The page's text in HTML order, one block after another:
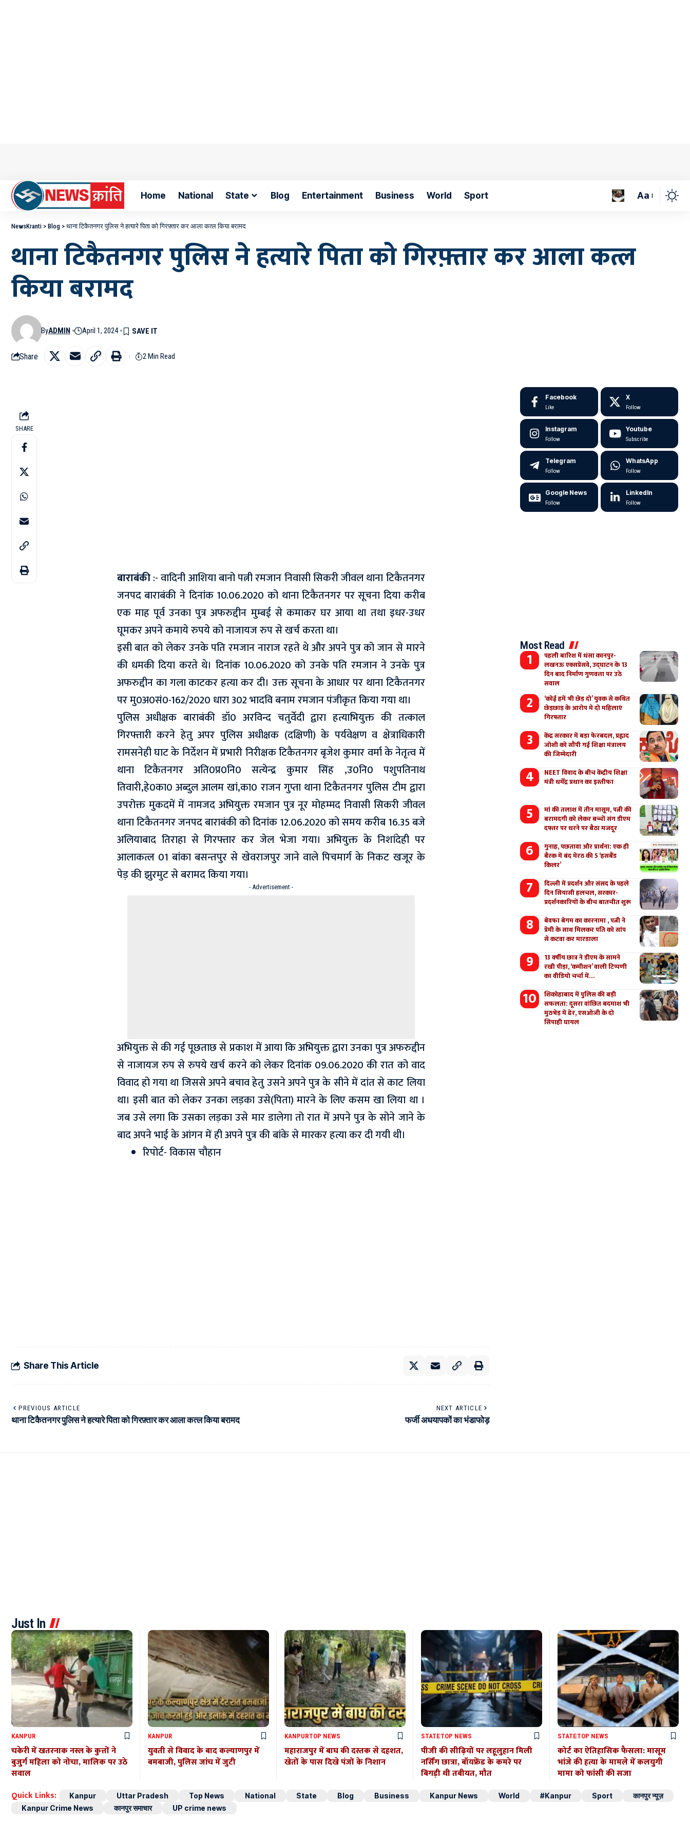
Home National State Blog Entertainment Business World Sport Aa
NewsKranti > Blog > थाना टिकैतनगर पुलिस ने हत्यारे पिता को गिरफ़्तार कर आला कत्ल किया बरामद
थाना टिकैतनगर पुलिस ने हत्यारे पिता को गिरफ़्तार कर आला कत्ल
किया बरामद
ByADMIN April 1, 2024
Share 2 Min Read
SHARE
बाराबंकी:- वादिनी आशिया बानो पत्नी रमजान निवासी सिकरी जीवल थाना टिकैतनगर
जनपद बाराबंकी ने दिनांक 10.06.2020 को थाना टिकैतनगर पर सूचना दिया करीब
एक माह पूर्व उनका पुत्र अफरुद्दीन मुम्बई से कमाकर घर आया था तथा इधर-उधर
घूमकर अपने कमाये रुपये को नाजायज रुप से खर्च करता था।
इसी बात को लेकर उनके पति रमजान नाराज रहते थे और अपने पुत्र को जान से मारने
की धमकी दिया करते थे। दिनांक 10.06.2020 को उनके पति रमजान ने उनके पुत्र
अफरुद्दीन का गला काटकर हत्या कर दी। उक्त सूचना के आधार पर थाना टिकैतनगर
पर मु0अ0सं0-162/2020 धारा 302 भादवि बनाम रमजान पंजीकृत किया गया था।
पुलिस अधीक्षक बाराबंकी डॉ0 अरविन्द चतुर्वेदी द्वारा हत्याभियुक्त की तत्काल
गिरफ्तारी करने हेतु अपर पुलिस अधीक्षक (दक्षिणी) के पर्यवेक्षण व क्षेत्राधिकारी
रामसनेही घाट के निर्देशन में प्रभारी निरीक्षक टिकैतनगर बृजेश कुमार वर्मा के नेतृत्व में
थाना टिकैतनगर अति0प्र0नि0 सत्येन्द्र कुमार सिंह ,उ0नि0 पशुपतिनाथ
तिवारी,हे0का0 अब्दुल आलम खां,का0 राजन गुप्ता थाना टिकैतनगर पुलिस टीम द्वारा
उपरोक्त मुकदमें में नामजद अभियुक्त रमजान पुत्र नूर मोहम्मद निवासी सिकरी जीवल
थाना टिकैतनगर जनपद बाराबंकी को दिनांक 12.06.2020 को समय करीब 16.35 बजे
अलियाबाद तिराहा से गिरफ्तार कर जेल भेजा गया। अभियुक्त के निशांदेही पर
आलाकत्ल 01 बांका बसन्तपुर से खेवराजपुर जाने वाले पिचमार्ग के निकट खजूर के
पेड़ की झुरमुट से बरामद किया गया।
- Advertisement -
अभियुक्त से की गई पूछताछ से प्रकाश में आया कि अभियुक्त द्वारा उनका पुत्र अफरुद्दीन
से नाजायज रुप से रुपये खर्च करने को लेकर दिनांक 09.06.2020 की रात को वाद
विवाद हो गया था जिससे अपने बचाव हेतु उसने अपने पुत्र के सीने में दांत से काट लिया
था। इसी बात को लेकर उनका लड़का उसे(पिता) मारने के लिए कसम खा लिया था ।
जब उसे लगा कि उसका लड़का उसे मार डालेगा तो रात में अपने पुत्र के सोने जाने के
बाद अपने भाई के आंगन में ही अपने पुत्र की बांके से मारकर हत्या कर दी गयी थी।
रिपोर्ट- विकास चौहान
Share This Article
PREVIOUS ARTICLE
थाना टिकैतनगर पुलिस ने हत्यारे पिता को गिरफ़्तार कर आला कत्ल किया बरामद
NEXT ARTICLE
फर्जी अधयापकों का भंडाफोड़
Facebook
Like
X
Follow
Instagram
Follow
Youtube
Subscribe
Telegram
Follow
WhatsApp
Follow
Google News
Follow
LinkedIn
Follow
Most Read
पहली बारिश में धंसा कानपुर-
लखनऊ एक्सप्रेसवे, उद्घाटन के 13
दिन बाद निर्माण गुणवत्ता पर उठे
सवाल
‘कोई हमें भी छेड़ दो’ युवक से कथित
छेड़छाड़ के आरोप मे दो महिलाएं
गिरफ्तार
केंद्र सरकार में बड़ा फेरबदल, प्रह्लाद
जोशी को सौंपी गई शिक्षा मंत्रालय
की जिम्मेदारी
NEET विवाद के बीच केंद्रीय शिक्षा
मंत्री धर्मेंद्र प्रधान का इस्तीफा
मां की तलाश में तीन मासूम, पत्नी की
बरामदगी को लेकर बच्चों संग डीएम
दफ्तर पर धरने पर बैठा मजदूर
गुनाह, पछतावा और प्रार्थना: एक ही
बैरक में बंद मेरठ की 5 ‘हसबैंड
किलर’
दिल्ली में प्रदर्शन और संसद के पहले
दिन सियासी हलचल, सरकार-
प्रदर्शनकारियों के बीच बातचीत शुरू
बेवफा बेगम का कारनामा , पत्नी ने
प्रेमी के साथ मिलकर पति को सांप
से कटवा कर मारडाला
13 वर्षीय छात्र ने डीएम के सामने
रखी पीड़ा, ‘कमीशन’ वाली टिप्पणी
का वीडियो चर्चा में…
शिकोहाबाद में पुलिस की बड़ी
सफलता: दूसरा वांछित बदमाश भी
मुठभेड़ में ढेर, एसओजी के दो
सिपाही घायल
Just In
KANPUR
चकेरी में खतरनाक नस्ल के कुत्तों ने
बुजुर्ग महिला को नोचा, मालिक पर उठे
सवाल
KANPUR
युवती से विवाद के बाद कल्याणपुर में
बमबाजी, पुलिस जांच में जुटी
KANPURTOP NEWS
महाराजपुर में बाघ की दस्तक से दहशत,
खेतों के पास दिखे पंजों के निशान
STATETOP NEWS
पीजी की सीढ़ियों पर लहूलुहान मिली
नर्सिंग छात्रा, बॉयफ्रेंड के कमरे पर
बिगड़ी थी तबीयत, मौत
STATETOP NEWS
कोर्ट का ऐतिहासिक फैसला: मासूम
भांजे की हत्या के मामले में कलयुगी
मामा को फांसी की सजा
Quick Links:
Kanpur Uttar Pradesh Top News National State Blog Business Kanpur News World #Kanpur Sport
कानपुर न्यूज़
Kanpur Crime News
कानपुर समाचार UP crime news